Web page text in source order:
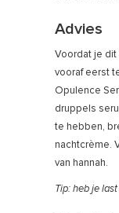
Advies
Voordat je dit
vooraf eerst
Opulence
druppels
te hebben,
nachtcrème.
van hannah.
Tip: heb je